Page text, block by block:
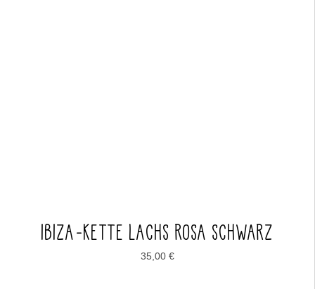
IBIZA-KETTE LACHS ROSA SCHWARZ
35,00 €